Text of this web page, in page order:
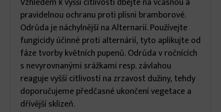
pravidelnou ochranu proti plísni bramborové.
Odrůda je náchylnější na Alternarií. Používejte
fungicidy účinné proti alternárií, tyto aplikujte od
fáze tvorby květních pupenů. Odrůda v ročnících
s nevyrovnanými srážkami resp. závlahou
reaguje vyšší citlivostí na zrzavost dužiny, tehdy
doporučujeme předčasné ukončení vegetace a
dřívější sklizeň.